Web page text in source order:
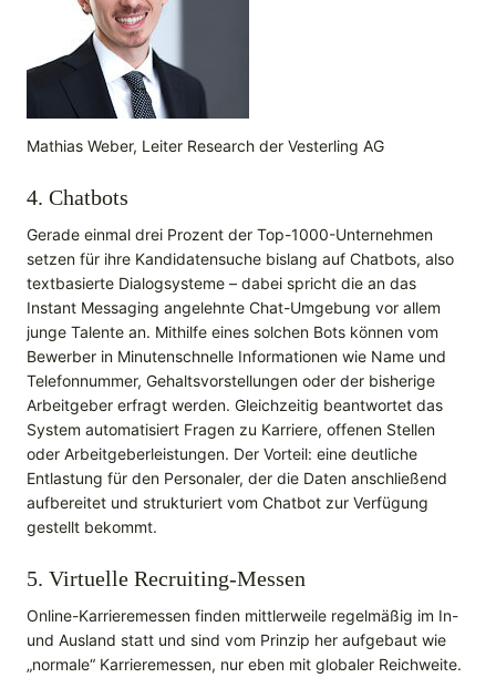
Mathias Weber, Leiter Research der Vesterling AG
4. Chatbots
Gerade einmal drei Prozent der Top-1000-Unternehmen
setzen für ihre Kandidatensuche bislang auf Chatbots, also
textbasierte Dialogsysteme – dabei spricht die an das
Instant Messaging angelehnte Chat-Umgebung vor allem
junge Talente an. Mithilfe eines solchen Bots können vom
Bewerber in Minutenschnelle Informationen wie Name und
Telefonnummer, Gehaltsvorstellungen oder der bisherige
Arbeitgeber erfragt werden. Gleichzeitig beantwortet das
System automatisiert Fragen zu Karriere, offenen Stellen
oder Arbeitgeberleistungen. Der Vorteil: eine deutliche
Entlastung für den Personaler, der die Daten anschließend
aufbereitet und strukturiert vom Chatbot zur Verfügung
gestellt bekommt.
5. Virtuelle Recruiting-Messen
Online-Karrieremessen finden mittlerweile regelmäßig im In-
und Ausland statt und sind vom Prinzip her aufgebaut wie
„normale“ Karrieremessen, nur eben mit globaler Reichweite.